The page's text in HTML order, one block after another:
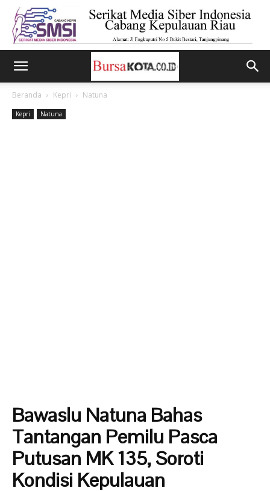
Beranda Kepri Natuna
Kepri Natuna
Bawaslu Natuna Bahas
Tantangan Pemilu Pasca
Putusan MK 135, Soroti
Kondisi Kepulauan